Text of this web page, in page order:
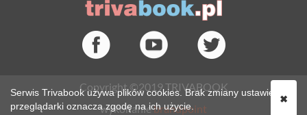
Copyright ©2019 TRIVABOOK
wykonaniebrandpoint
Serwis Trivabook używa plików cookies. Brak zmiany ustawień
przeglądarki oznacza zgodę na ich użycie.
✖